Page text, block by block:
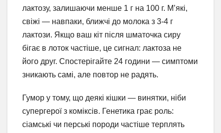
лактозу, залишаючи менше 1 г на 100 г. М’які,
свіжі — навпаки, ближчі до молока з 3-4 г
лактози. Якщо ваш кіт після шматочка сиру
бігає в лоток частіше, це сигнал: лактоза не
його друг. Спостерігайте 24 години — симптоми
зникають самі, але повтор не радять.
Гумор у тому, що деякі кішки — винятки, ніби
супергерої з коміксів. Генетика грає роль:
сіамські чи перські породи частіше терплять